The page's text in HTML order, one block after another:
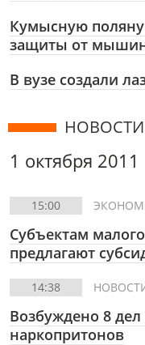
Кумысную
защиты от
В вузе создали
НОВОСТИ
1 октября 2011
15:00
Субъектам
предлагают
14:38
Возбуждено 8
наркопритонов